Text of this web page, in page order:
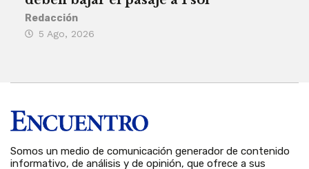
Redacción
5 Ago, 2026
Somos un medio de comunicación generador de contenido
informativo, de análisis y de opinión, que ofrece a sus